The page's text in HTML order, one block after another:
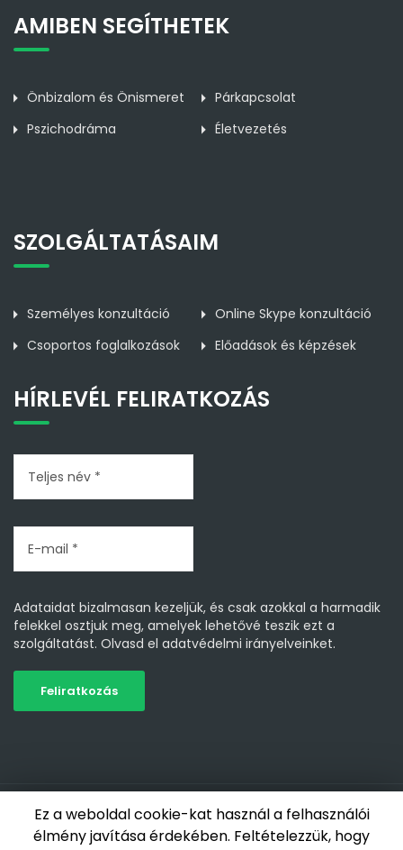
AMIBEN SEGÍTHETEK
Önbizalom és Önismeret
Párkapcsolat
Pszichodráma
Életvezetés
SZOLGÁLTATÁSAIM
Személyes konzultáció
Online Skype konzultáció
Csoportos foglalkozások
Előadások és képzések
HÍRLEVÉL FELIRATKOZÁS
Adataidat bizalmasan kezeljük, és csak azokkal a harmadik
felekkel osztjuk meg, amelyek lehetővé teszik ezt a
szolgáltatást. Olvasd el adatvédelmi irányelveinket.
Minden jog fenntartva 2019-2026 - Nagy Zsolt NZS Life |
Weboldal készítés: AdNet Media Kft.
Ez a weboldal cookie-kat használ a felhasználói
élmény javítása érdekében. Feltételezzük, hogy